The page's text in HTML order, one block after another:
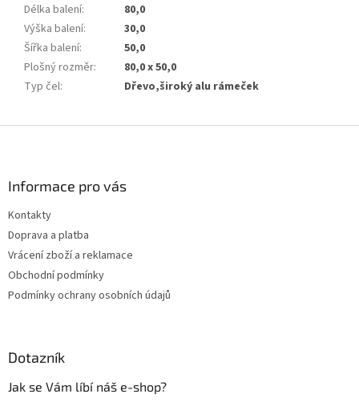
Délka balení:
80,0
Výška balení:
30,0
Šířka balení:
50,0
Plošný rozměr:
80,0 x 50,0
Typ čel: Dřevo,široký alu rámeček
Informace pro vás
Kontakty
Doprava a platba
Vrácení zboží a reklamace
Obchodní podmínky
Podmínky ochrany osobních údajů
Dotazník
Jak se Vám líbí náš e-shop?